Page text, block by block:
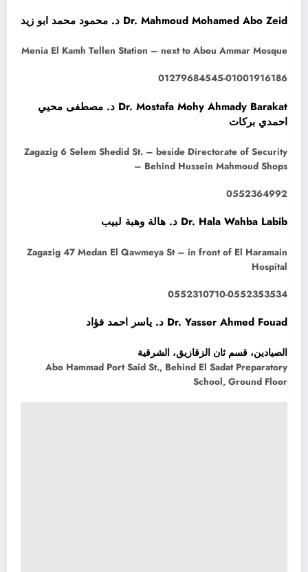
Dr. Mahmoud Mohamed Abo Zeid د. محمود محمد ابو زيد
Menia El Kamh Tellen Station – next to Abou Ammar Mosque
01279684545-01001916186
Dr. Mostafa Mohy Ahmady Barakat د. مصطفى محيي
احمدي بركات
Zagazig 6 Selem Shedid St. – beside Directorate of Security
– Behind Hussein Mahmoud Shops
0552364992
Dr. Hala Wahba Labib د. هالة وهبة لبيب
Zagazig 47 Medan El Qawmeya St – in front of El Haramain
Hospital
0552310710-0552353534
Dr. Yasser Ahmed Fouad د. ياسر احمد فؤاد
الصيادين، قسم ثان الزقازيق، الشرقية
Abo Hammad Port Said St., Behind El Sadat Preparatory
School, Ground Floor